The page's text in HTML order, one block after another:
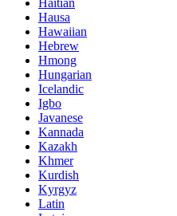
Haitian
Hausa
Hawaiian
Hebrew
Hmong
Hungarian
Icelandic
Igbo
Javanese
Kannada
Kazakh
Khmer
Kurdish
Kyrgyz
Latin